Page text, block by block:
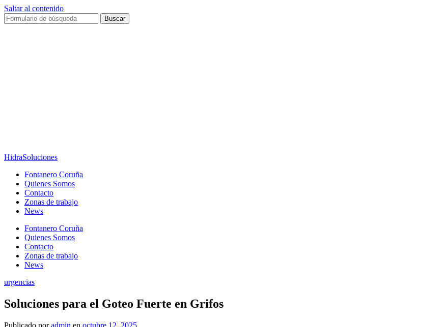
Saltar al contenido
Buscar
HidraSoluciones
Fontanero Coruña
Quienes Somos
Contacto
Zonas de trabajo
News
Fontanero Coruña
Quienes Somos
Contacto
Zonas de trabajo
News
urgencias
Soluciones para el Goteo Fuerte en Grifos
Publicado poradmin en octubre 12, 2025